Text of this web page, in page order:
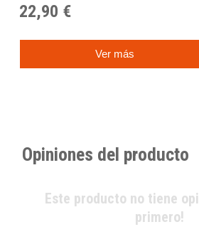
22,90 €
Ver más
Opiniones del producto
Este producto no tiene
primero!